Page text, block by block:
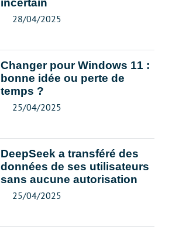
incertain
28/04/2025
Changer pour Windows 11 :
bonne idée ou perte de
temps ?
25/04/2025
DeepSeek a transféré des
données de ses utilisateurs
sans aucune autorisation
25/04/2025